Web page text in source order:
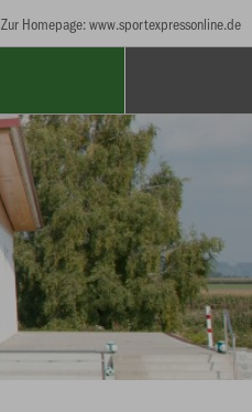
Zur Homepage: www.sportexpressonline.de